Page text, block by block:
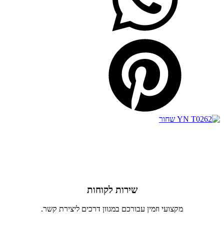
שירות לקוחות
מקצועי וזמין עבורכם במגוון דרכים ליצירת קשר.